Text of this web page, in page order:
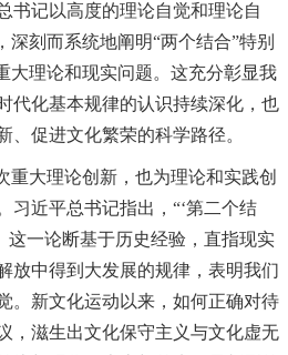
书记以高度的理论自觉和理论自
深刻而系统地阐明“两个结合”特别
大理论和现实问题。这充分彰显我
代化基本规律的认识持续深化，也
、促进文化繁荣的科学路径。
大理论创新，也为理论和实践创
习近平总书记指出，“‘第二个结
这一论断基于历史经验，直指现实
放中得到大发展的规律，表明我们
。新文化运动以来，如何正确对待
，滋生出文化保守主义与文化虚无